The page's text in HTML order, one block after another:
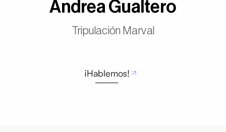
Andrea Gualtero
Tripulación Marval
¡Hablemos!